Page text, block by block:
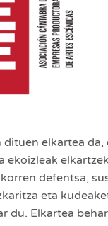
dituen elkartea
ekoizleak
defentsa,
eta
du. Elkartea